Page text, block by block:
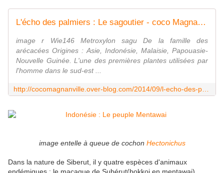
L'écho des palmiers : Le sagoutier - coco Magnanville
image r Wie146 Metroxylon sagu De la famille des
arécacées Origines : Asie, Indonésie, Malaisie, Papouasie-
Nouvelle Guinée. L'une des premières plantes utilisées par
l'homme dans le sud-est ...
image entelle à queue de cochon Hectonichus
Dans la nature de Siberut, il y quatre espèces d'animaux